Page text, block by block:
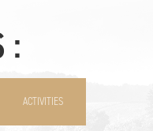
:
ACTIVITIES